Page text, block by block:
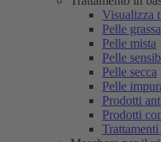
Visualizza
Pelle grassa
Pelle mista
Pelle
Pelle secca
Pelle
Prodotti
Prodotti